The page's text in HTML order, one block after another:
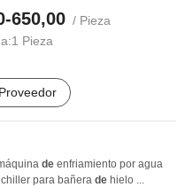
650,00 / Pieza
1 Pieza
de enfriamiento por agua
para bañera de hielo ...